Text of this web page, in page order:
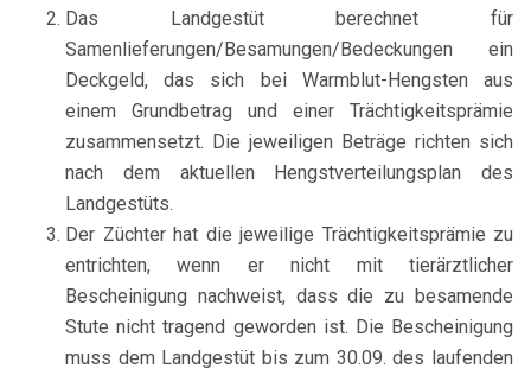
Das Landgestüt berechnet für
Samenlieferungen/Besamungen/Bedeckungen ein
Deckgeld, das sich bei Warmblut-Hengsten aus
einem Grundbetrag und einer Trächtigkeitsprämie
zusammensetzt. Die jeweiligen Beträge richten sich
nach dem aktuellen Hengstverteilungsplan des
Landgestüts.
Der Züchter hat die jeweilige Trächtigkeitsprämie zu
entrichten, wenn er nicht mit tierärztlicher
Bescheinigung nachweist, dass die zu besamende
Stute nicht tragend geworden ist. Die Bescheinigung
muss dem Landgestüt bis zum 30.09. des laufenden